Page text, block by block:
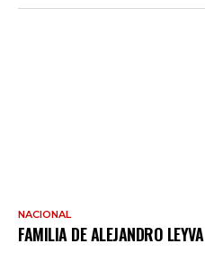
NACIONAL
FAMILIA DE ALEJANDRO